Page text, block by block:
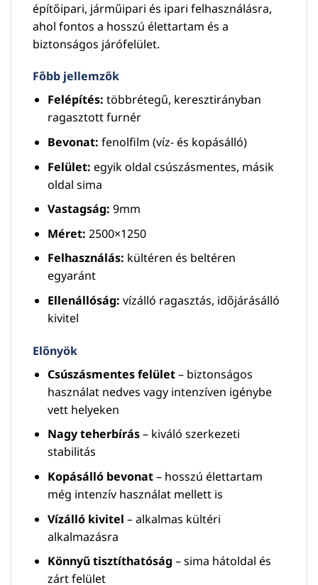
építőipari, járműipari és ipari felhasználásra,
ahol fontos a hosszú élettartam és a
biztonságos járófelület.
Főbb jellemzők
Felépítés: többrétegű, keresztirányban
ragasztott furnér
Bevonat: fenolfilm (víz- és kopásálló)
Felület: egyik oldal csúszásmentes, másik
oldal sima
Vastagság: 9mm
Méret: 2500×1250
Felhasználás: kültéren és beltéren
egyaránt
Ellenállóság: vízálló ragasztás, időjárásálló
kivitel
Előnyök
Csúszásmentes felület– biztonságos
használat nedves vagy intenzíven igénybe
vett helyeken
Nagy teherbírás– kiváló szerkezeti
stabilitás
Kopásálló bevonat– hosszú élettartam
még intenzív használat mellett is
Vízálló kivitel – alkalmas kültéri
alkalmazásra
Könnyű tisztíthatóság – sima hátoldal és
zárt felület